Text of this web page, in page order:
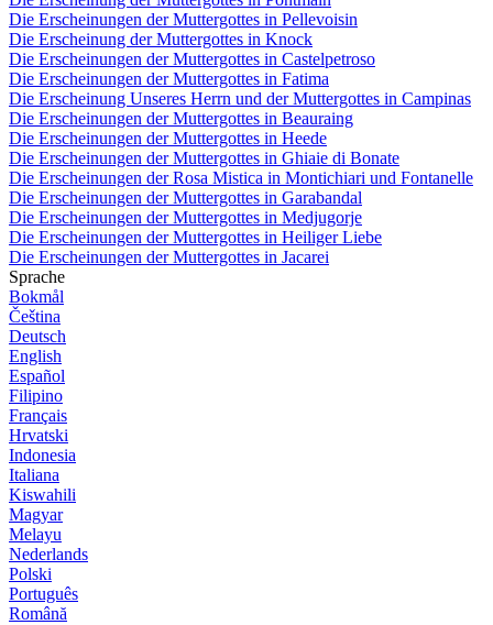
Die Erscheinungen der Muttergottes in Pellevoisin
Die Erscheinung der Muttergottes in Knock
Die Erscheinungen der Muttergottes in Castelpetroso
Die Erscheinungen der Muttergottes in Fatima
Die Erscheinung Unseres Herrn und der Muttergottes in Campinas
Die Erscheinungen der Muttergottes in Beauraing
Die Erscheinungen der Muttergottes in Heede
Die Erscheinungen der Muttergottes in Ghiaie di Bonate
Die Erscheinungen der Rosa Mistica in Montichiari und Fontanelle
Die Erscheinungen der Muttergottes in Garabandal
Die Erscheinungen der Muttergottes in Medjugorje
Die Erscheinungen der Muttergottes in Heiliger Liebe
Die Erscheinungen der Muttergottes in Jacarei
Sprache
Bokmål
Čeština
Deutsch
English
Español
Filipino
Français
Hrvatski
Indonesia
Italiana
Kiswahili
Magyar
Melayu
Nederlands
Polski
Português
Română